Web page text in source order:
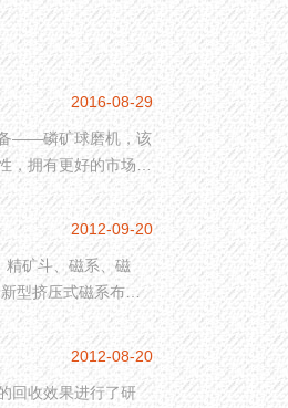
备——磷矿球磨机，该
，拥有更好的市场应
心的重要话题，下面
2016-08-29
精矿斗、磁系、磁
型挤压式磁系布置
2012-09-20
回收效果进行了研
2012-08-20